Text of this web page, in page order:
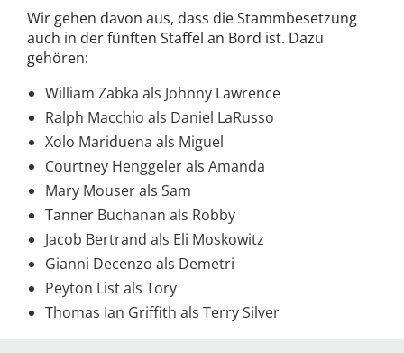
Wir gehen davon aus, dass die Stammbesetzung
auch in der fünften Staffel an Bord ist. Dazu
gehören:
William Zabka als Johnny Lawrence
Ralph Macchio als Daniel LaRusso
Xolo Mariduena als Miguel
Courtney Henggeler als Amanda
Mary Mouser als Sam
Tanner Buchanan als Robby
Jacob Bertrand als Eli Moskowitz
Gianni Decenzo als Demetri
Peyton List als Tory
Thomas Ian Griffith als Terry Silver